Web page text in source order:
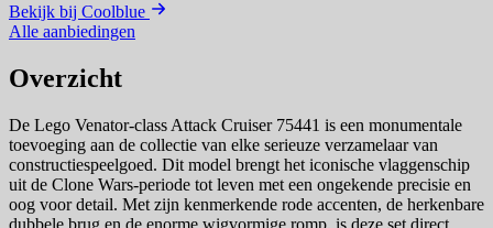
Bekijk bij Coolblue
Alle aanbiedingen
Overzicht
De Lego Venator-class Attack Cruiser 75441 is een monumentale
toevoeging aan de collectie van elke serieuze verzamelaar van
constructiespeelgoed. Dit model brengt het iconische vlaggenschip
uit de Clone Wars-periode tot leven met een ongekende precisie en
oog voor detail. Met zijn kenmerkende rode accenten, de herkenbare
dubbele brug en de enorme wigvormige romp, is deze set direct